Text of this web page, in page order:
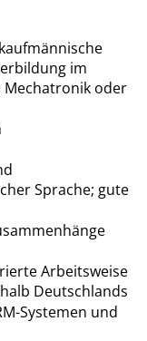
im
Mechatronik oder
Sprache; gute
Arbeitsweise
Deutschlands
Systemen und